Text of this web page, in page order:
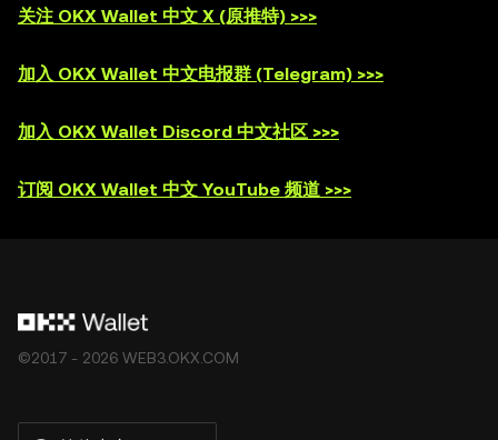
关注 OKX Wallet 中文 X (原推特) >>>
加入 OKX Wallet 中文电报群 (Telegram) >>>
加入 OKX Wallet Discord 中文社区 >>>
订阅 OKX Wallet 中文 YouTube 频道 >>>
©2017 - 2026 WEB3.OKX.COM